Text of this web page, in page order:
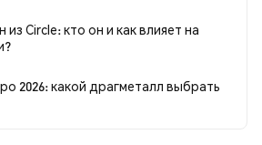
Circle: кто он и как влияет на
2026: какой драгметалл выбрать